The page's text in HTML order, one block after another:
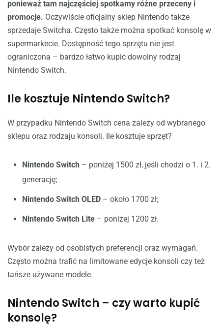
ponieważ tam najczęściej spotkamy różne przeceny i
promocje. Oczywiście oficjalny sklep Nintendo także
sprzedaje Switcha. Często także można spotkać konsolę w
supermarkecie. Dostępność tego sprzętu nie jest
ograniczona – bardzo łatwo kupić dowolny rodzaj
Nintendo Switch.
Ile kosztuje Nintendo Switch?
W przypadku Nintendo Switch cena zależy od wybranego
sklepu oraz rodzaju konsoli. Ile kosztuje sprzęt?
Nintendo Switch – poniżej 1500 zł, jeśli chodzi o 1. i 2.
generację;
Nintendo Switch OLED – około 1700 zł;
Nintendo Switch Lite – poniżej 1200 zł.
Wybór zależy od osobistych preferencji oraz wymagań.
Często można trafić na limitowane edycje konsoli czy też
tańsze używane modele.
Nintendo Switch – czy warto kupić
konsolę?